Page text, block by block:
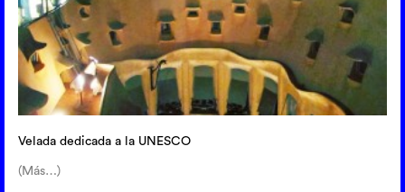
Velada dedicada a la UNESCO
(Más…)